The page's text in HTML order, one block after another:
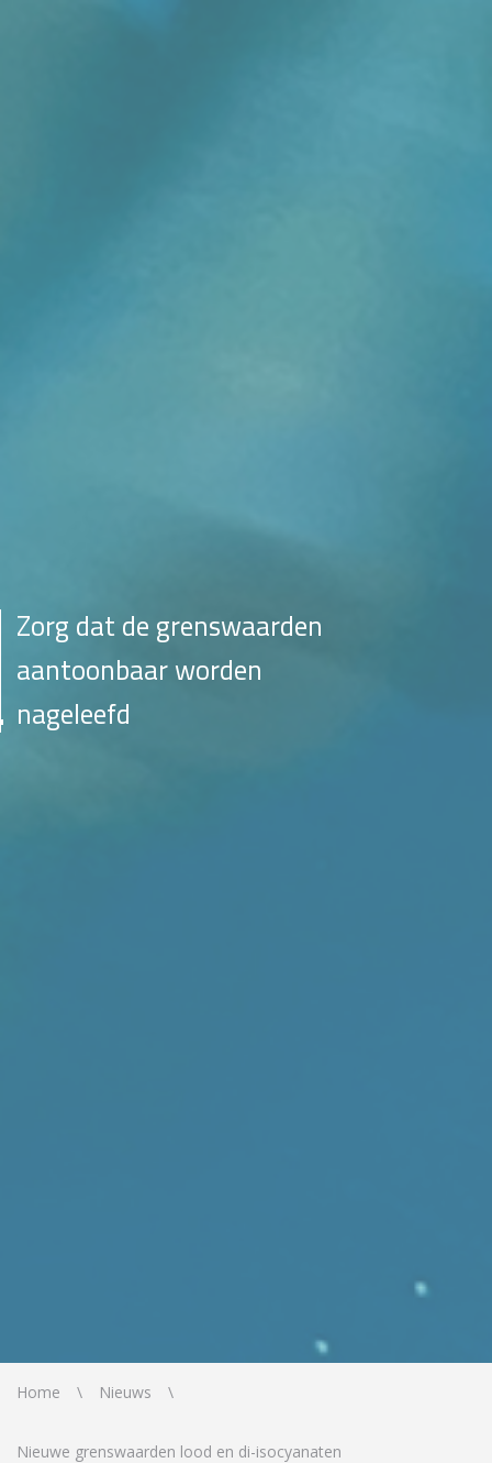
Zorg dat de grenswaarden
aantoonbaar worden
nageleefd
Home Nieuws
Nieuwe grenswaarden lood en di-isocyanaten